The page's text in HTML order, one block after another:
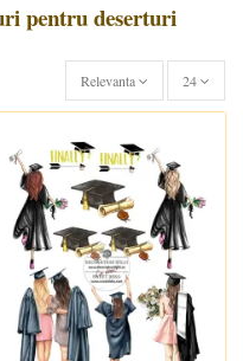
pentru deserturi
Relevanta 24